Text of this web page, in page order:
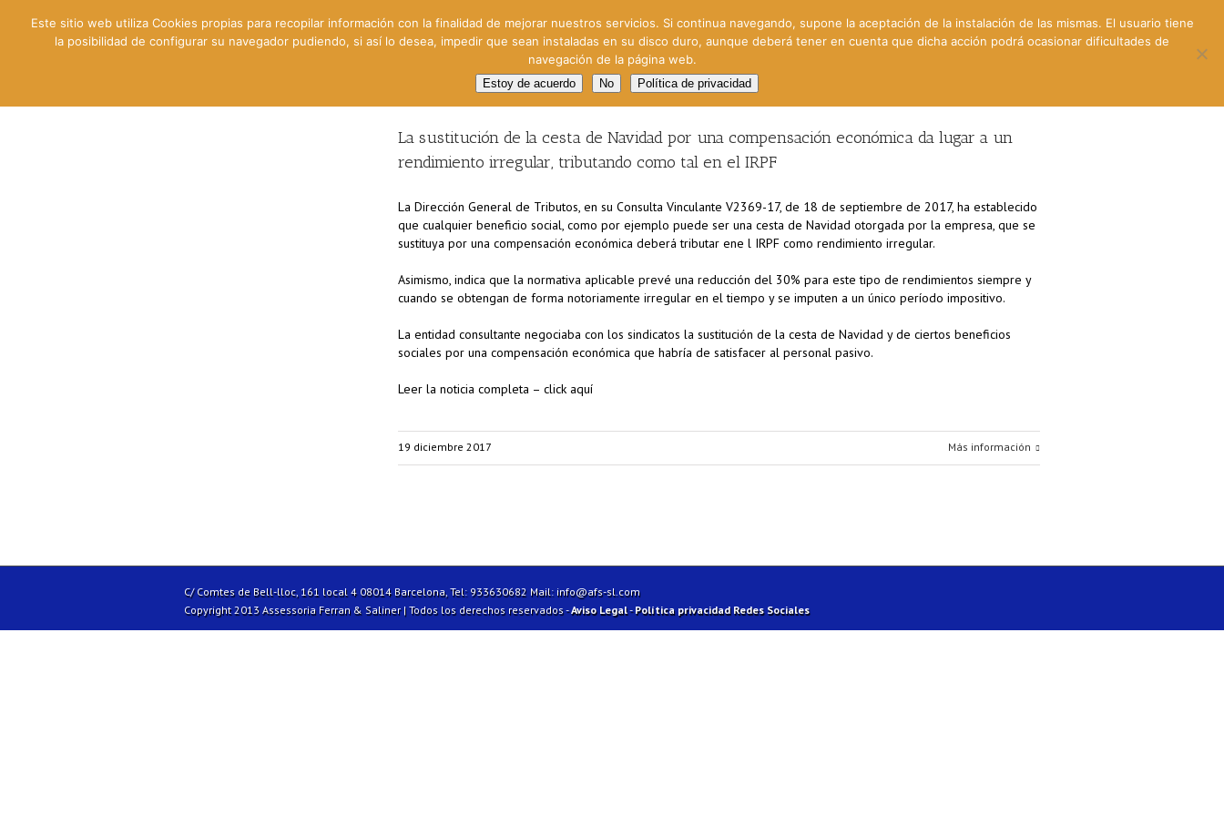
Gestión Cinematográfica Otros servicios
La sustitución de la cesta de Navidad por una compensación económica da lugar a un
rendimiento irregular, tributando como tal en el IRPF
La Dirección General de Tributos, en su Consulta Vinculante V2369-17, de 18 de septiembre de 2017, ha establecido
que cualquier beneficio social, como por ejemplo puede ser una cesta de Navidad otorgada por la empresa, que se
sustituya por una compensación económica deberá tributar ene l IRPF como rendimiento irregular.
Asimismo, indica que la normativa aplicable prevé una reducción del 30% para este tipo de rendimientos siempre y
cuando se obtengan de forma notoriamente irregular en el tiempo y se imputen a un único período impositivo.
La entidad consultante negociaba con los sindicatos la sustitución de la cesta de Navidad y de ciertos beneficios
sociales por una compensación económica que habría de satisfacer al personal pasivo.
Leer la noticia completa – click aquí
19 diciembre 2017 Más información
C/ Comtes de Bell-lloc, 161 local 4 08014 Barcelona, Tel: 933630682 Mail: info@afs-sl.com
Copyright 2013 Assessoria Ferran & Saliner | Todos los derechos reservados -Aviso Legal-Política privacidad Redes Sociales
Este sitio web utiliza Cookies propias para recopilar información con la finalidad de mejorar nuestros servicios. Si continua navegando, supone la aceptación de la instalación de las mismas. El usuario tiene
la posibilidad de configurar su navegador pudiendo, si así lo desea, impedir que sean instaladas en su disco duro, aunque deberá tener en cuenta que dicha acción podrá ocasionar dificultades de
navegación de la página web.
Estoy de acuerdo No Política de privacidad